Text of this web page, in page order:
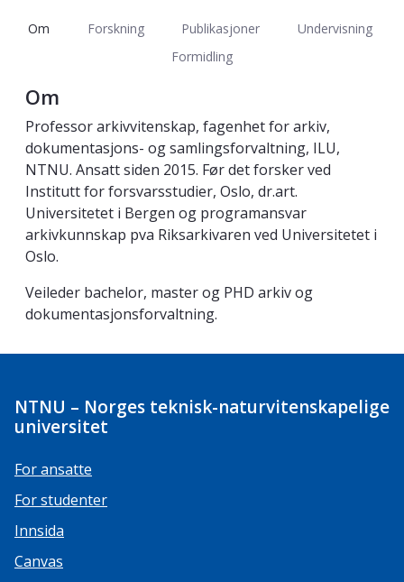
Om Forskning Publikasjoner
Undervisning
Formidling
Om
Professor arkivvitenskap, fagenhet for arkiv,
dokumentasjons- og samlingsforvaltning, ILU,
NTNU. Ansatt siden 2015. Før det forsker ved
Institutt for forsvarsstudier, Oslo, dr.art.
Universitetet i Bergen og programansvar
arkivkunnskap pva Riksarkivaren ved Universitetet i
Oslo.
Veileder bachelor, master og PHD arkiv og
dokumentasjonsforvaltning.
NTNU – Norges teknisk-naturvitenskapelige
universitet
For ansatte
For studenter
Innsida
Canvas